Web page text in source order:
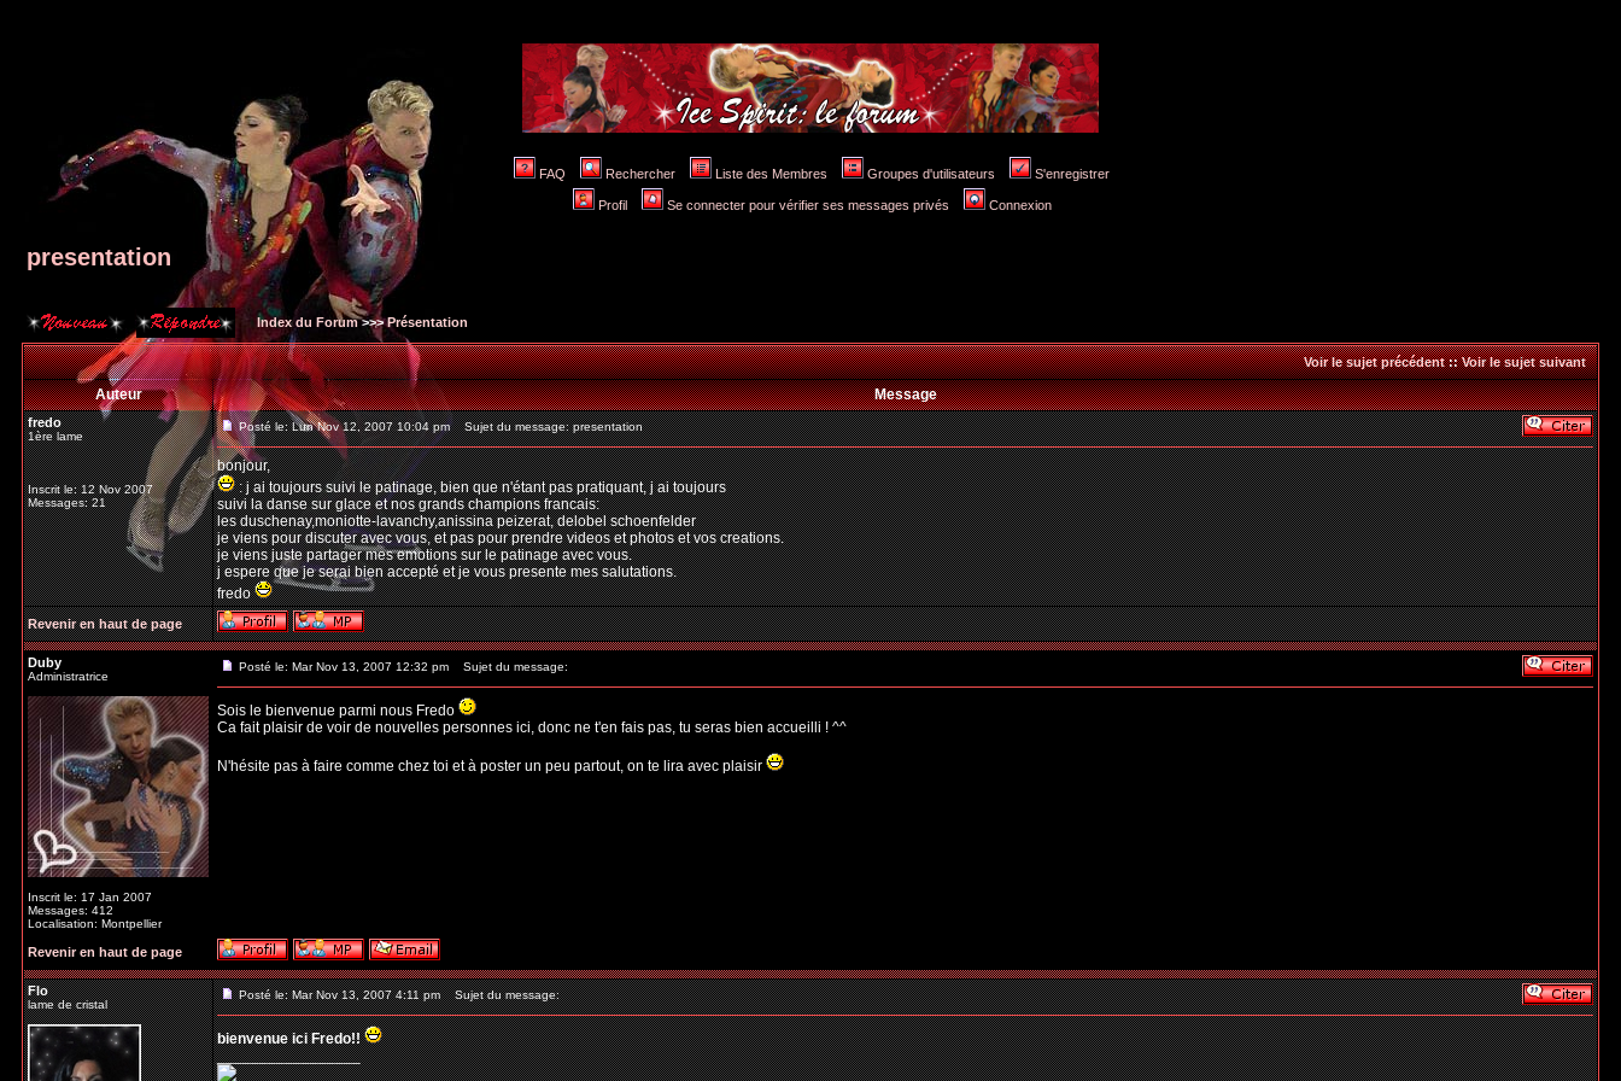
FAQ Rechercher Liste des Membres Groupes d'utilisateurs S'enregistrer
Profil Se connecter pour vérifier ses messages privés Connexion
presentation
Index du Forum>>>Présentation
Voir le sujet précédent::Voir le sujet suivant
Auteur Message
fredo
1ère lame
Inscrit le: 12 Nov 2007
Messages: 21
Posté le: Lun Nov 12, 2007 10:04 pm Sujet du message: presentation
bonjour,
: j ai toujours suivi le patinage, bien que n'étant pas pratiquant, j ai toujours
suivi la danse sur glace et nos grands champions francais:
les duschenay,moniotte-lavanchy,anissina peizerat, delobel schoenfelder
je viens pour discuter avec vous, et pas pour prendre videos et photos et vos creations.
je viens juste partager mes emotions sur le patinage avec vous.
j espere que je serai bien accepté et je vous presente mes salutations.
fredo
Revenir en haut de page
Duby
Administratrice
Inscrit le: 17 Jan 2007
Messages: 412
Localisation: Montpellier
Posté le: Mar Nov 13, 2007 12:32 pm Sujet du message:
Sois le bienvenue parmi nous Fredo
Ca fait plaisir de voir de nouvelles personnes ici, donc ne t'en fais pas, tu seras bien accueilli ! ^^
N'hésite pas à faire comme chez toi et à poster un peu partout, on te lira avec plaisir
Revenir en haut de page
Flo
lame de cristal
Posté le: Mar Nov 13, 2007 4:11 pm Sujet du message:
bienvenue ici Fredo!!
_________________